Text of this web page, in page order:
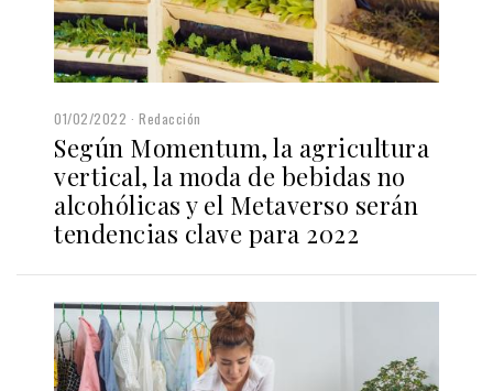
01/02/2022 Redacción
Según Momentum, la agricultura
vertical, la moda de bebidas no
alcohólicas y el Metaverso serán
tendencias clave para 2022